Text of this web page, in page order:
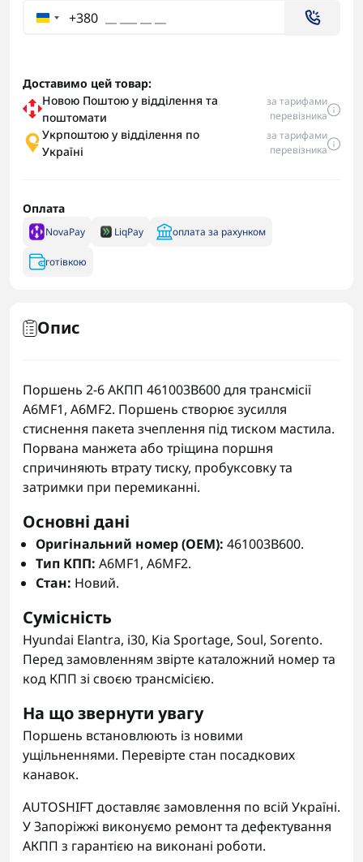
+380
Доставимо цей товар:
Новою Поштою у відділення та
поштомати
за тарифами
перевізника
Укрпоштою у відділення по
Україні
за тарифами
перевізника
Оплата
NovaPay LiqPay оплата за рахунком
готівкою
Опис
Поршень 2-6 АКПП 461003B600 для трансмісії
A6MF1, A6MF2. Поршень створює зусилля
стиснення пакета зчеплення під тиском мастила.
Порвана манжета або тріщина поршня
спричиняють втрату тиску, пробуксовку та
затримки при перемиканні.
Основні дані
Оригінальний номер (OEM): 461003B600.
Тип КПП: A6MF1, A6MF2.
Стан: Новий.
Сумісність
Hyundai Elantra, i30, Kia Sportage, Soul, Sorento.
Перед замовленням звірте каталожний номер та
код КПП зі своєю трансмісією.
На що звернути увагу
Поршень встановлюють із новими
ущільненнями. Перевірте стан посадкових
канавок.
AUTOSHIFT доставляє замовлення по всій Україні.
У Запоріжжі виконуємо ремонт та дефектування
АКПП з гарантією на виконані роботи.